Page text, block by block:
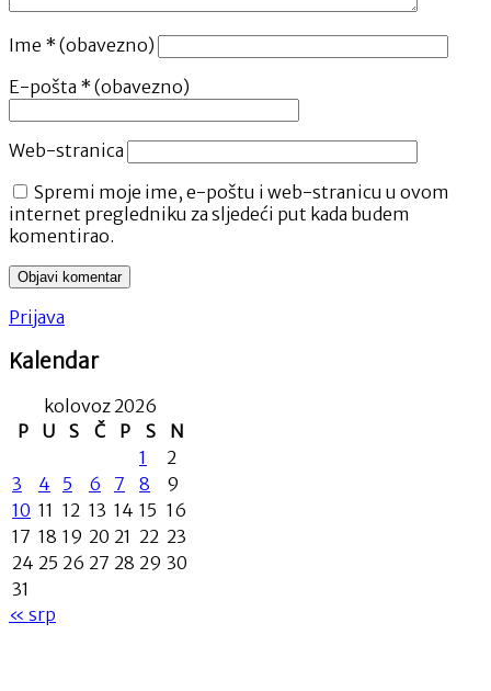
Ime * (obavezno)
E-pošta * (obavezno)
Web-stranica
Spremi moje ime, e-poštu i web-stranicu u ovom
internet pregledniku za sljedeći put kada budem
komentirao.
Prijava
Kalendar
kolovoz 2026
P
U S Č P S
N
1
2
3
4 5 6 7 8
9
10 11 12 13 14 15 16
17 18 19 20 21 22 23
24 25 26 27 28 29 30
31
« srp